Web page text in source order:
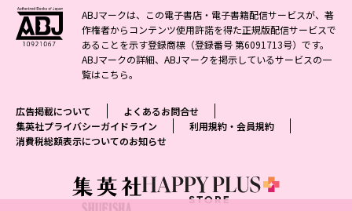
最強ジャンプ
少年ジャンプ+
ジャンプTOON
ジャンプルーキー！
S-MANGA
集英社コミック文庫
ZEBRACK
S-MANGA
集英社ジャンプリミックス
週刊ヤングジャンプ
ヤングジャンプ定期購読デジタル
となりのヤングジャンプ
グランドジャンプ
ZEBRACK
S-MANGA
集英社コミック文庫
マーガレット
別冊マーガレット
リマコミ
女性マンガ
ジャンプTOON
集英社コミック文庫
マンガMee公式サイト
リマコミ
Cookie
BAILA
MAQUIA
eclat
T JAPAN
MEN'S NON-NO
週プレNEWS
週プレ グラジャパ!
小説すばる
集英社 文芸ステーション
web 集英社文庫
アジア人物史
学芸・ノンフィクション・新書
1日5分で、明日は変わる よみタイ yomitai
集英社学芸部 - 学芸・ノンフィクション
集英社ビジネス書
集英社新書プラス - 知の水先案内人
kotoba
情報・知識＆オピニオン imidas
ライトノベル・ノベライズ
集英社オレンジ文庫
JUMP j-BOOKS
ダッシュエックス文庫公式サイト
集英社Webマガジン コバルト
集英社の児童図書 S-KIDS.LAND
オンラインストア
OTO
SHUEISHA MANGA-ART HERITAGE
ジャンプキャラクターズストア
HAPPY PLUS STORE
SHUEISHA VOX
LEEマルシェ
eclat premium
その他WEBサービス
集英社アドナビ
集英社エディターズ・ラボ
ABJマークは、この電子書店・電子書籍配信サービスが、著
作権者からコンテンツ使用許諾を得た正規版配信サービスで
あることを示す登録商標（登録番号 第6091713号）です。
ABJマークの詳細、ABJマークを掲示しているサービスの一
覧はこちら。
広告掲載について
よくあるお問合せ
集英社プライバシーガイドライン
利用規約・会員規約
消費税総額表示についてのお知らせ